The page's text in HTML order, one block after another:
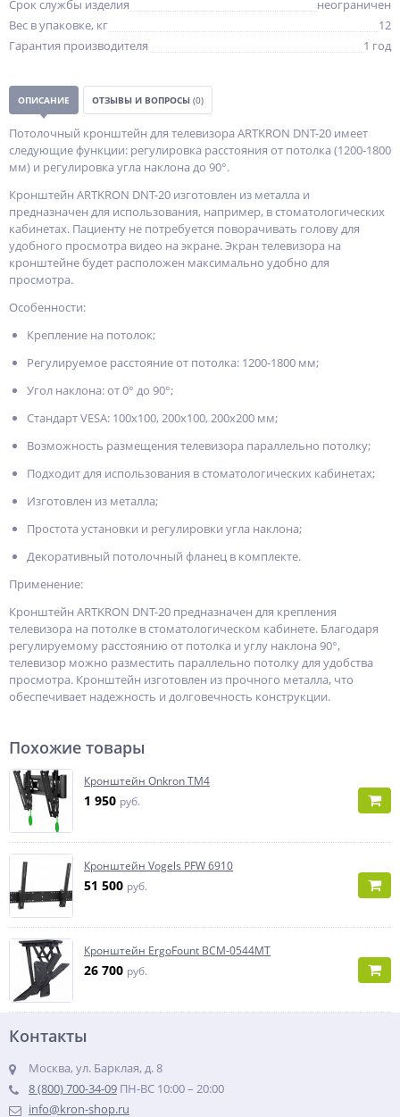
Срок службы изделия
неограничен
Вес в упаковке, кг
12
Гарантия производителя
1 год
ОПИСАНИЕ ОТЗЫВЫ И ВОПРОСЫ (0)
Потолочный кронштейн для телевизора ARTKRON DNT-20 имеет
следующие функции: регулировка расстояния от потолка (1200-1800
мм) и регулировка угла наклона до 90°.
Кронштейн ARTKRON DNT-20 изготовлен из металла и
предназначен для использования, например, в стоматологических
кабинетах. Пациенту не потребуется поворачивать голову для
удобного просмотра видео на экране. Экран телевизора на
кронштейне будет расположен максимально удобно для
просмотра.
Особенности:
Крепление на потолок;
Регулируемое расстояние от потолка: 1200-1800 мм;
Угол наклона: от 0° до 90°;
Стандарт VESA: 100x100, 200x100, 200x200 мм;
Возможность размещения телевизора параллельно потолку;
Подходит для использования в стоматологических кабинетах;
Изготовлен из металла;
Простота установки и регулировки угла наклона;
Декоративный потолочный фланец в комплекте.
Применение:
Кронштейн ARTKRON DNT-20 предназначен для крепления
телевизора на потолке в стоматологическом кабинете. Благодаря
регулируемому расстоянию от потолка и углу наклона 90°,
телевизор можно разместить параллельно потолку для удобства
просмотра. Кронштейн изготовлен из прочного металла, что
обеспечивает надежность и долговечность конструкции.
Похожие товары
Кронштейн Onkron TM4
1 950 руб.
Кронштейн Vogels PFW 6910
51 500 руб.
Кронштейн ErgoFount BCM-0544MT
26 700 руб.
Контакты
Москва, ул. Барклая, д. 8
8 (800) 700-34-09 ПН-ВС 10:00 – 20:00
info@kron-shop.ru